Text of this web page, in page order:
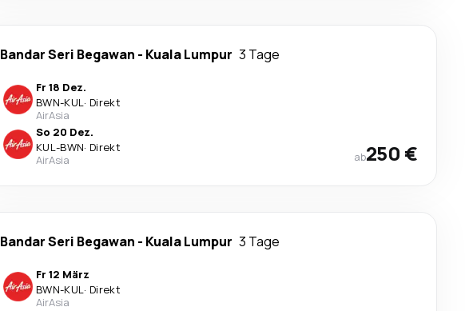
Bandar Seri Begawan - Kuala Lumpur 3 Tage
Fr 18 Dez.
BWN-KUL· Direkt
AirAsia
So 20 Dez.
KUL-BWN· Direkt
AirAsia
ab250 €
Bandar Seri Begawan - Kuala Lumpur 3 Tage
Fr 12 März
BWN-KUL· Direkt
AirAsia